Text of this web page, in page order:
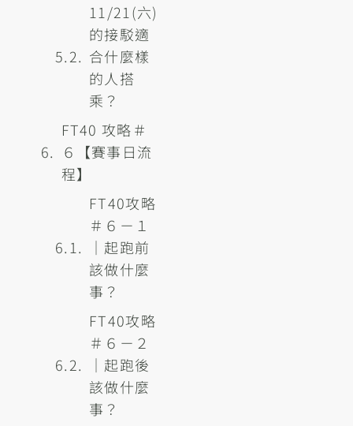
11/21(六)
的接駁適
合什麼樣
的人搭
乘？
FT40 攻略＃
６【賽事日流
程】
FT40攻略
＃６－１
｜起跑前
該做什麼
事？
FT40攻略
＃６－２
｜起跑後
該做什麼
事？